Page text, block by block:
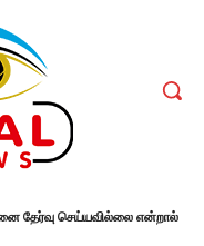
தேர்வு செய்யவில்லை என்றால்